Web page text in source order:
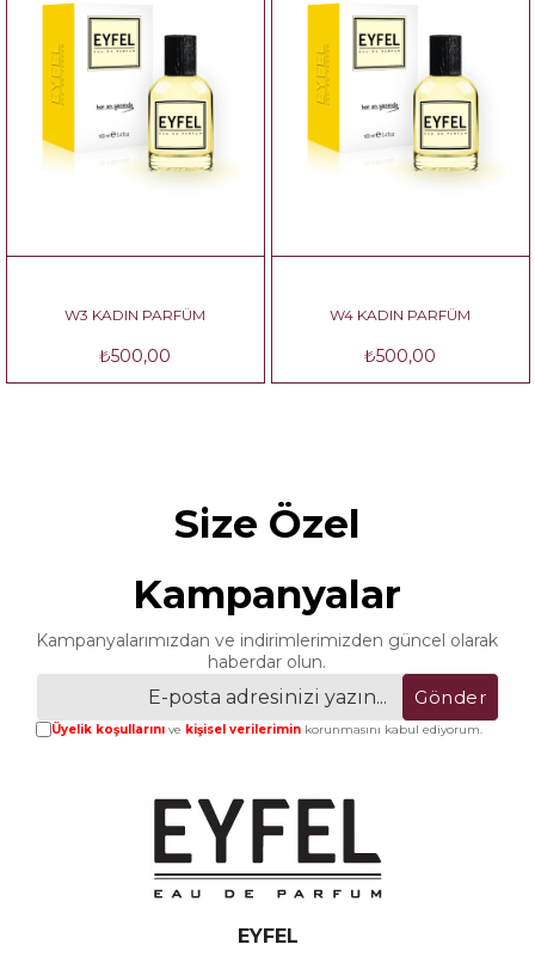
W3 KADIN PARFÜM
₺500,00
W4 KADIN PARFÜM
₺500,00
Size Özel
Kampanyalar
Kampanyalarımızdan ve indirimlerimizden güncel olarak
haberdar olun.
Gönder
Üyelik koşullarınıve kişisel verileriminkorunmasını kabul ediyorum.
EYFEL